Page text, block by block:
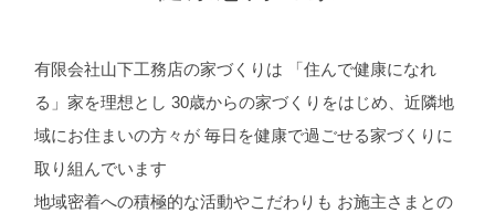
有限会社山下工務店の家づくりは 「住んで健康になれ
る」家を理想とし 30歳からの家づくりをはじめ、近隣地
域にお住まいの方々が 毎日を健康で過ごせる家づくりに
取り組んでいます
地域密着への積極的な活動やこだわりも お施主さまとの